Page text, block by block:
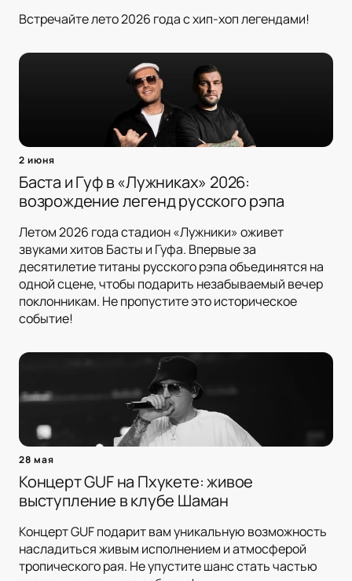
Встречайте лето 2026 года с хип-хоп легендами!
2 июня
Баста и Гуф в «Лужниках» 2026:
возрождение легенд русского рэпа
Летом 2026 года стадион «Лужники» оживет
звуками хитов Басты и Гуфа. Впервые за
десятилетие титаны русского рэпа объединятся на
одной сцене, чтобы подарить незабываемый вечер
поклонникам. Не пропустите это историческое
событие!
28 мая
Концерт GUF на Пхукете: живое
выступление в клубе Шаман
Концерт GUF подарит вам уникальную возможность
насладиться живым исполнением и атмосферой
тропического рая. Не упустите шанс стать частью